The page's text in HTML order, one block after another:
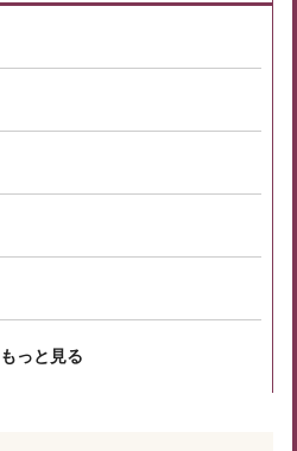
もっと見る